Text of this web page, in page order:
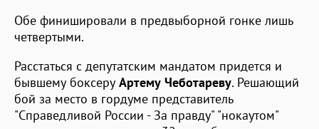
Обе финишировали в предвыборной гонке лишь
четвертыми.
Расстаться с депутатским мандатом придется и
бывшему боксеру Артему Чеботареву. Решающий
бой за место в гордуме представитель
"Справедливой России - За правду" "нокаутом"